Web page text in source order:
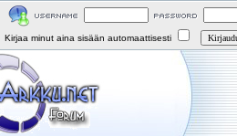
Kirjaa minut aina sisään automaattisesti